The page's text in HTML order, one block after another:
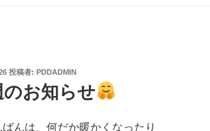
投稿者: PDDADMIN
のお知らせ
ばんは、何だか暖かくなったり